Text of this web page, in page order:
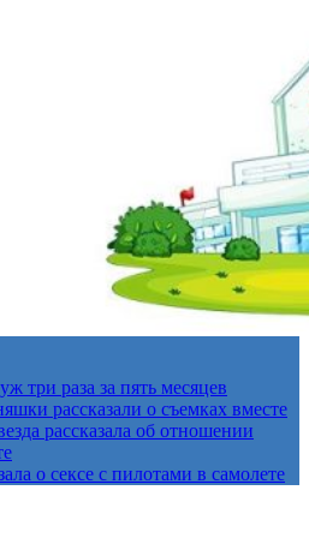
три раза за пять месяцев
рассказали о съемках вместе
рассказала об отношении
о сексе с пилотами в самолете